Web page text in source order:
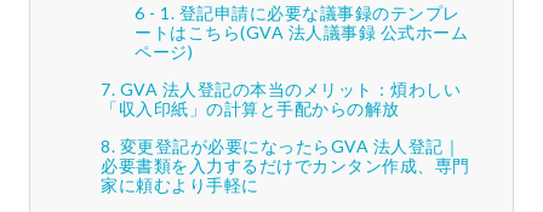
登記申請に必要な議事録のテンプレ
ートはこちら(GVA 法人議事録 公式ホーム
ページ)
GVA 法人登記の本当のメリット：煩わしい
「収入印紙」の計算と手配からの解放
変更登記が必要になったらGVA 法人登記｜
必要書類を入力するだけでカンタン作成、専門
家に頼むより手軽に